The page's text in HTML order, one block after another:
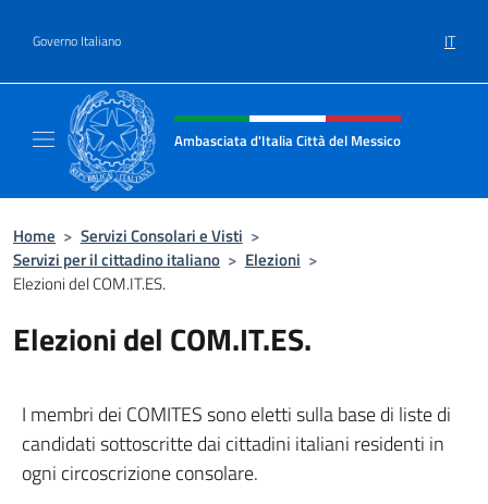
Governo Italiano IT
Intestazione sito, social e menù
Ambasciata d'Italia Città del Messico
Home > Servizi Consolari e Visti >
Servizi per il cittadino italiano > Elezioni >
Elezioni del COM.IT.ES.
Elezioni del COM.IT.ES.
I membri dei COMITES sono eletti sulla base di liste di
candidati sottoscritte dai cittadini italiani residenti in
ogni circoscrizione consolare.